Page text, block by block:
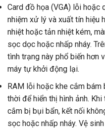
Card đồ họa (VGA) lỗi hoặc
nhiệm xử lý và xuất tín hiệu
nhiệt hoặc tản nhiệt kém,
sọc dọc hoặc nhấp nháy.
tình trạng này phổ biến hơn
máy tự khởi động lại.
RAM lỗi hoặc khe cắm
thời để hiển thị hình ảnh.
cắm bị bụi bẩn, kết nối
sọc hoặc nhấp nháy. Vệ